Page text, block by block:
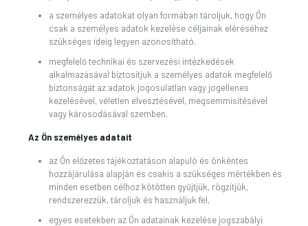
a személyes adatokat olyan formában tároljuk, hogy Ön
csak a személyes adatok kezelése céljainak eléréséhez
szükséges ideig legyen azonosítható.
megfelelő technikai és szervezési intézkedések
alkalmazásával biztosítjuk a személyes adatok megfelelő
biztonságát az adatok jogosulatlan vagy jogellenes
kezelésével, véletlen elvesztésével, megsemmisítésével
vagy károsodásával szemben.
Az Ön személyes adatait
az Ön előzetes tájékoztatáson alapuló és önkéntes
hozzájárulása alapján és csakis a szükséges mértékben és
minden esetben célhoz kötötten gyűjtjük, rögzítjük,
rendszerezzük, tároljuk és használjuk fel,
egyes esetekben az Ön adatainak kezelése jogszabályi